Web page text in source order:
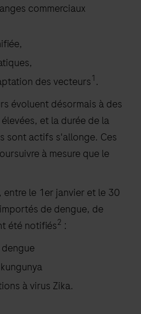
commerciaux
des vecteurs1.
évoluent désormais à des
et la durée de la
sont actifs s'allonge. Ces
à mesure que le
le 1er janvier et le 30
de dengue, de
été notifiés2 :
à virus Zika.